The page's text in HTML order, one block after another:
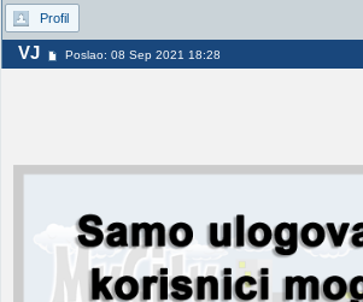
Profil
VJ Poslao: 08 Sep 2021 18:28